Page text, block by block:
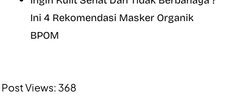
Ini 4 Rekomendasi Masker Organik
BPOM
Post Views: 368